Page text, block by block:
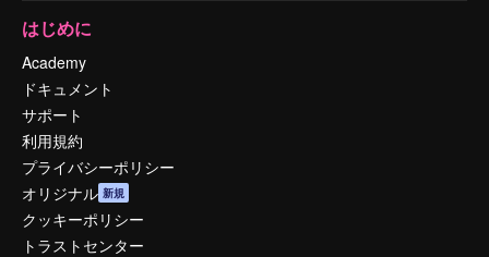
はじめに
Academy
ドキュメント
サポート
利用規約
プライバシーポリシー
オリジナル 新規
クッキーポリシー
トラストセンター